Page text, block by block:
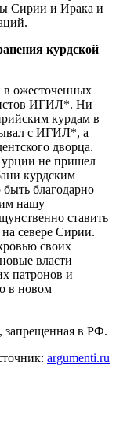
Сирии и Ирака и
курдской
в ожесточенных
ИГИЛ*. Ни
курдам в
с ИГИЛ*, а
дворца.
не пришел
курдским
благодарно
нашу
ставить
севере Сирии.
своих
власти
патронов и
в новом
в РФ.
argumenti.ru